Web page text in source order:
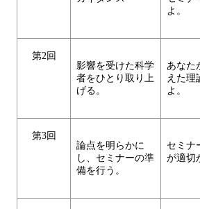
よ。
第2回
影響を受けた科学
者をひとり取り上
げる。
あなた
えた理
よ。
第3回
論点を明らかに
し、セミナーの準
備を行う。
セミナ
が適切